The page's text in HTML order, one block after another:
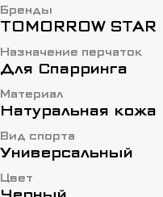
Бренды
TOMORROW STAR
Назначение перчаток
Для Спарринга
Материал
Натуральная кожа
Вид спорта
Универсальный
Цвет